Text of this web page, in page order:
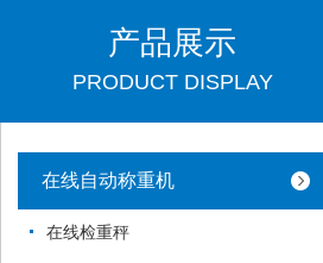
产品展示
PRODUCT DISPLAY
在线自动称重机
在线检重秤